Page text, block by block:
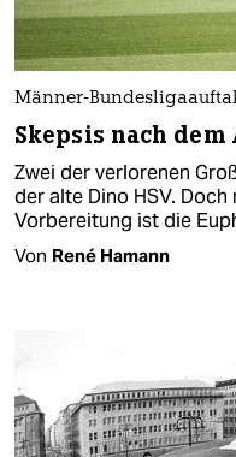
Männer-
Skepsis nach
Zwei der verlorenen
der alte Dino HSV.
Vorbereitung ist die
Von René Hamann